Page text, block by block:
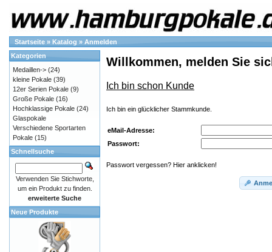
Startseite » Katalog » Anmelden
Willkommen, melden Sie
Ich bin schon Kunde
Ich bin ein glücklicher Stammkunde.
eMail-Adresse:
Passwort:
Passwort vergessen? Hier anklicken!
Kategorien
Medaillen-> (24)
kleine Pokale (39)
12er Serien Pokale (9)
Große Pokale (16)
Hochklassige Pokale (24)
Glaspokale
Verschiedene Sportarten
Pokale (15)
Schnellsuche
Verwenden Sie Stichworte,
um ein Produkt zu finden.
erweiterte Suche
Neue Produkte